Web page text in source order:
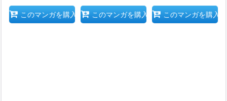
このマンガを購入 このマンガを購入 このマンガを購入